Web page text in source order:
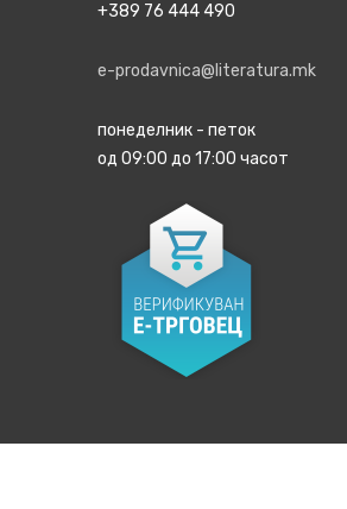
+389 76 444 490
e-prodavnica@literatura.mk
понеделник - петок
од 09:00 до 17:00 часот